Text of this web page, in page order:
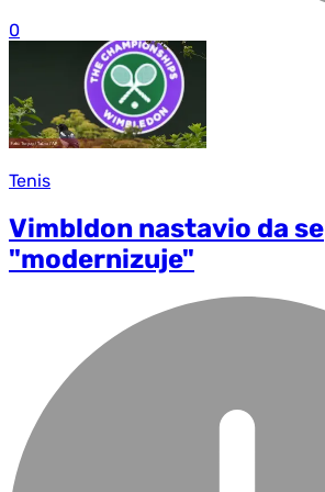
0
Tenis
Vimbldon nastavio da se
"modernizuje"